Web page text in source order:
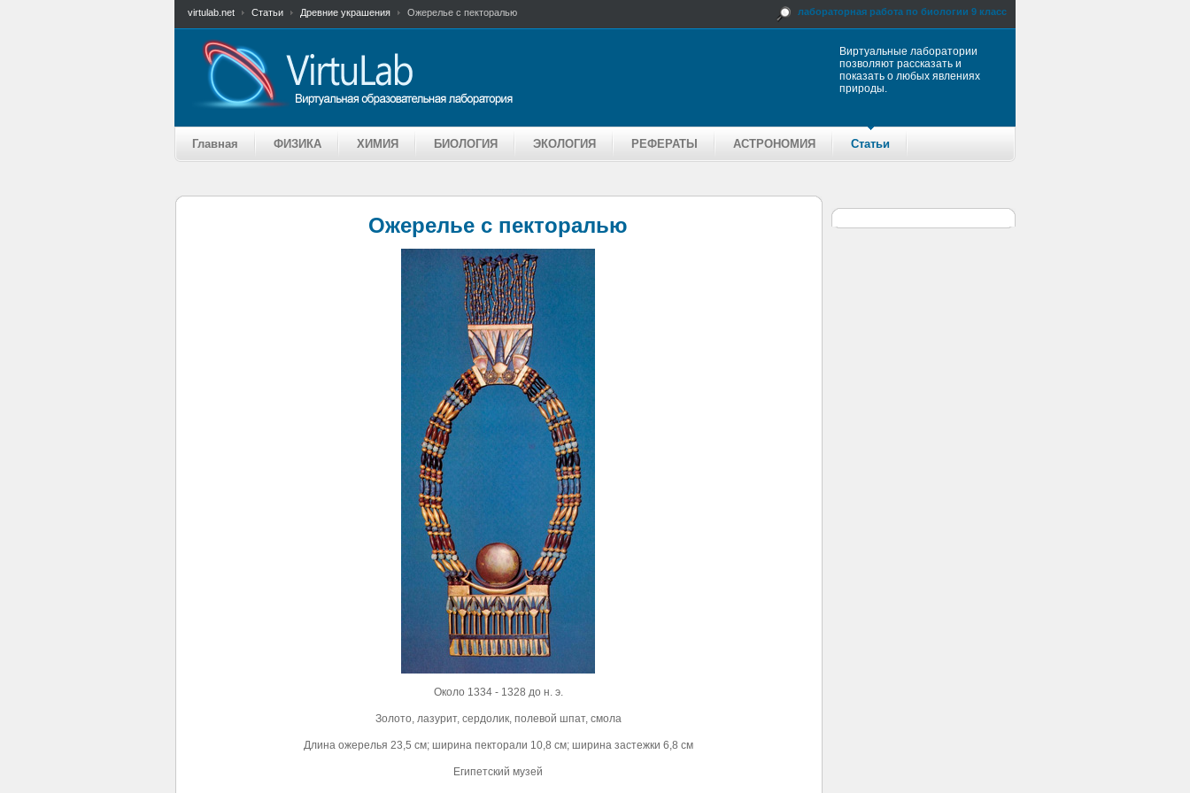
лабораторная работа по биологии 9 класс
virtulab.net Статьи Древние украшения Ожерелье с пекторалью
Виртуальные лаборатории
позволяют рассказать и
показать о любых явлениях
природы.
Главная ФИЗИКА ХИМИЯ БИОЛОГИЯ ЭКОЛОГИЯ РЕФЕРАТЫ АСТРОНОМИЯ Статьи
Ожерелье с пекторалью
Около 1334 - 1328 до н. э.
Золото, лазурит, сердолик, полевой шпат, смола
Длина ожерелья 23,5 см; ширина пекторали 10,8 см; ширина застежки 6,8 см
Египетский музей